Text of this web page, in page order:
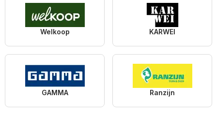
Welkoop KARWEI
GAMMA Ranzijn